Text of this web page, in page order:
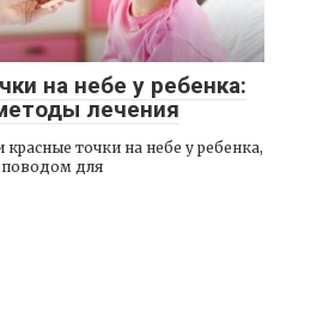
на небе у ребенка:
лечения
красные точки на небе у ребенка,
поводом для